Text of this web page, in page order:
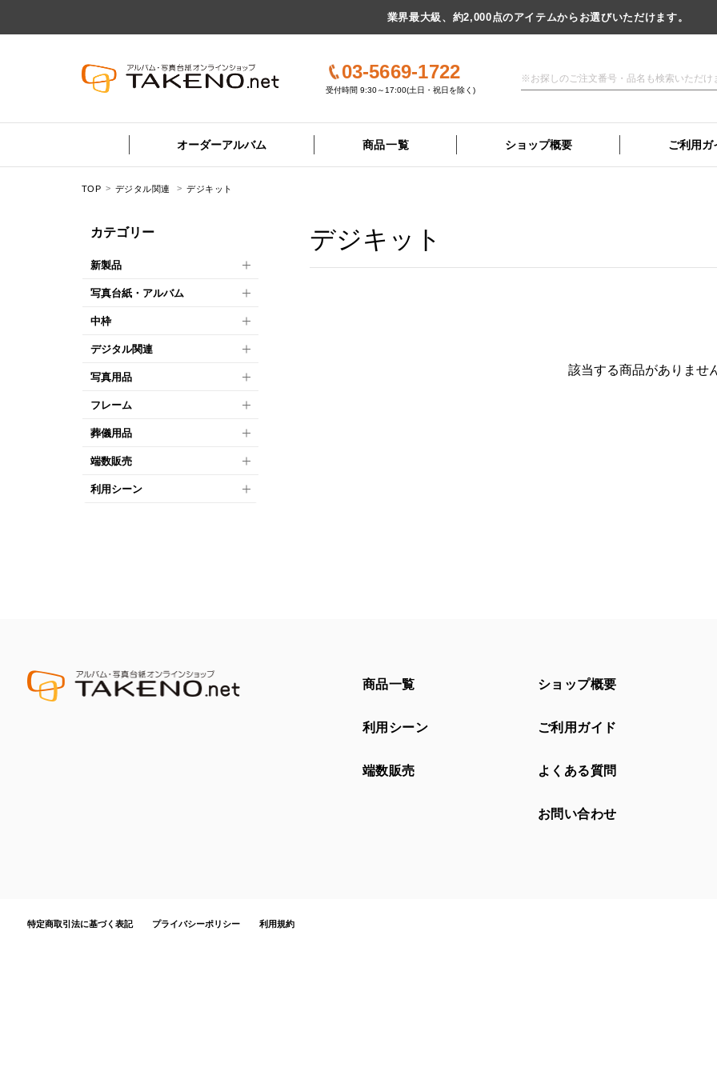
業界最大級、約2,000点のアイテムからお選びいただけます。
03-5669-1722
受付時間 9:30～17:00(土日・祝日を除く)
オーダーアルバム 商品一覧 ショップ概要 ご利用ガ
TOP デジタル関連 デジキット
カテゴリー
新製品
写真台紙・アルバム
中枠
デジタル関連
写真用品
フレーム
葬儀用品
端数販売
利用シーン
デジキット
該当する商品がありませ
商品一覧
利用シーン
端数販売
ショップ概要
ご利用ガイド
よくある質問
お問い合わせ
特定商取引法に基づく表記 プライバシーポリシー 利用規約